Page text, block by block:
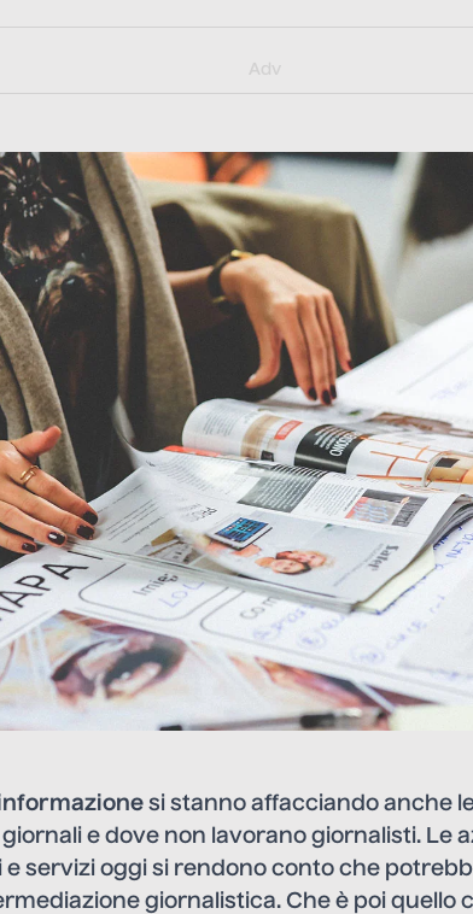
Adv
si stanno affacciando anche
e dove non lavorano giornalisti. Le
servizi oggi si rendono conto che
giornalistica. Che è poi quello